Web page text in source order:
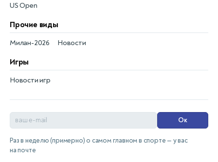
US Open
Прочие виды
Новости
Милан-2026
Игры
Новости игр
Ок
Раз в неделю (примерно) о самом главном в спорте — у вас
на почте